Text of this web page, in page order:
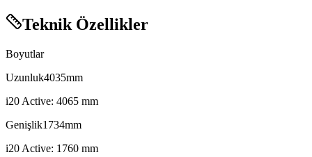
Teknik Özellikler
Boyutlar
Uzunluk
mm
i20 Active: 4065 mm
Genişlik
mm
i20 Active: 1760 mm